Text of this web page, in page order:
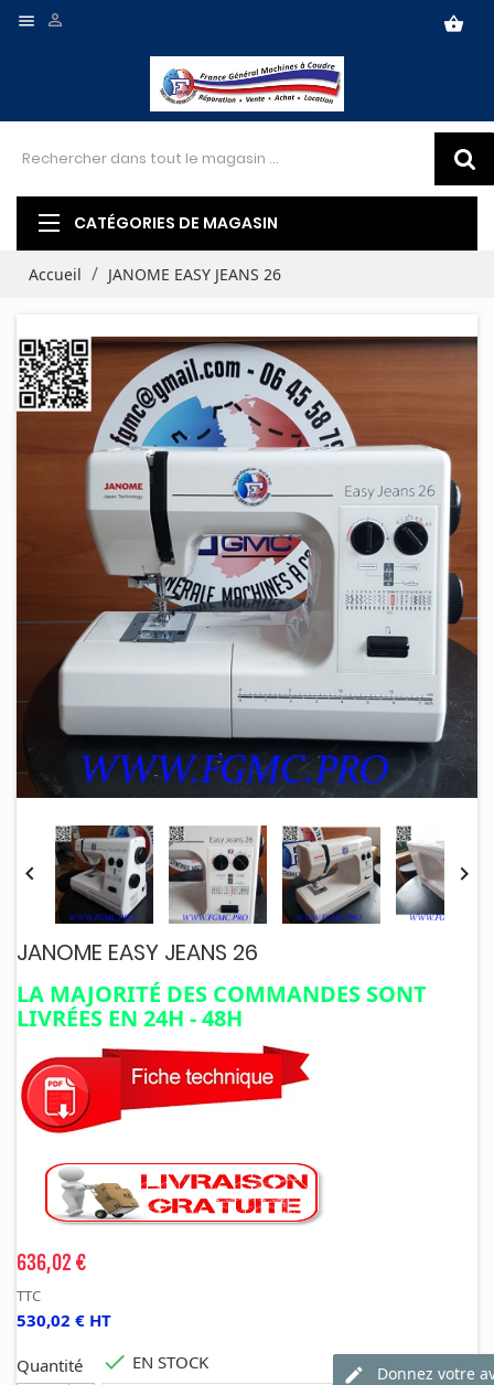
 shopping_basket

CATÉGORIES DE MAGASIN
Accueil JANOME EASY JEANS 26
 
JANOME EASY JEANS 26
LA MAJORITÉ DES COMMANDES SONT
LIVRÉES EN 24H - 48H
636,02 €
TTC
530,02 € HT
Quantité  EN STOCK
Donnez votre